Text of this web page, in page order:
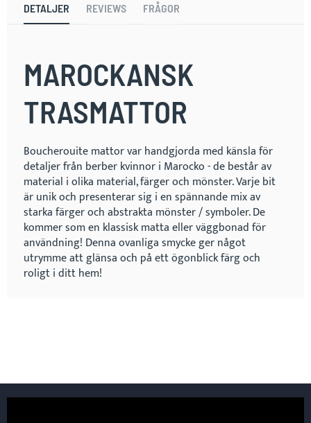
DETALJER REVIEWS FRÅGOR
MAROCKANSK
TRASMATTOR
Boucherouite mattor var handgjorda med känsla för
detaljer från berber kvinnor i Marocko - de består av
material i olika material, färger och mönster. Varje bit
är unik och presenterar sig i en spännande mix av
starka färger och abstrakta mönster / symboler. De
kommer som en klassisk matta eller väggbonad för
användning! Denna ovanliga smycke ger något
utrymme att glänsa och på ett ögonblick färg och
roligt i ditt hem!